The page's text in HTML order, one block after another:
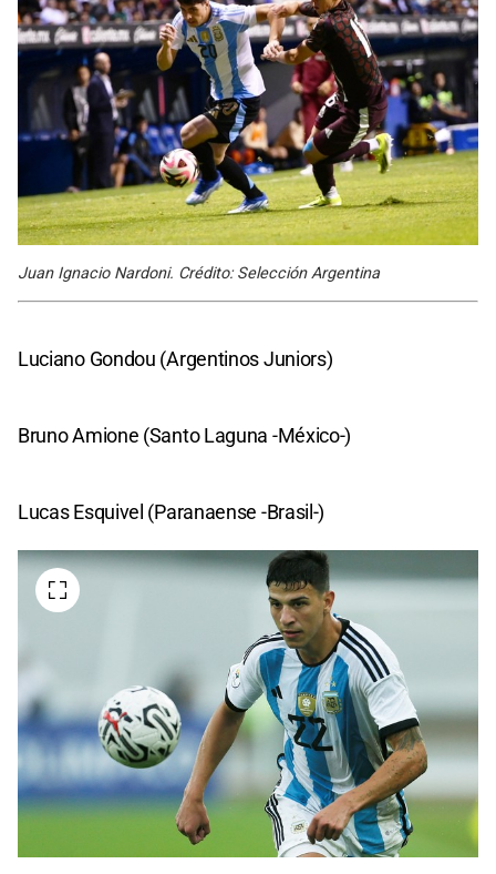
Juan Ignacio Nardoni. Crédito: Selección Argentina
Luciano Gondou (Argentinos Juniors)
Bruno Amione (Santo Laguna -México-)
Lucas Esquivel (Paranaense -Brasil-)